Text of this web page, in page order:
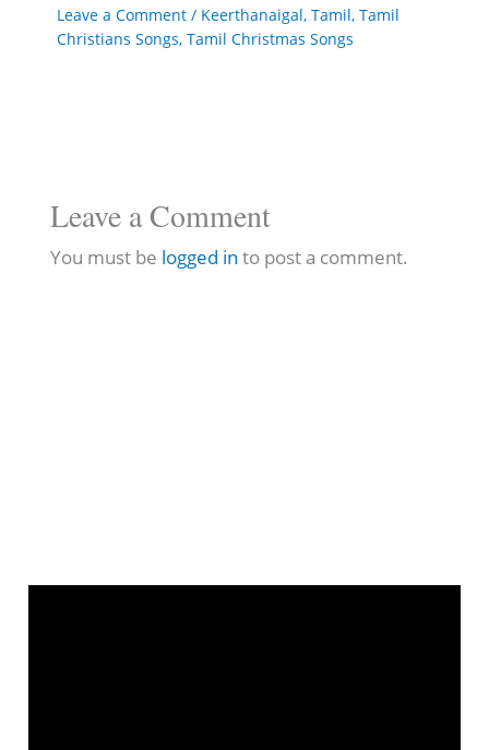
Leave a Comment / Keerthanaigal, Tamil, Tamil
Christians Songs, Tamil Christmas Songs
Leave a Comment
You must be logged in to post a comment.